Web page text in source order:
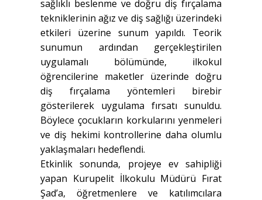
sağlıklı beslenme ve doğru diş fırçalama
tekniklerinin ağız ve diş sağlığı üzerindeki
etkileri üzerine sunum yapıldı. Teorik
sunumun ardından gerçekleştirilen
uygulamalı bölümünde, ilkokul
öğrencilerine maketler üzerinde doğru
diş fırçalama yöntemleri birebir
gösterilerek uygulama fırsatı sunuldu.
Böylece çocukların korkularını yenmeleri
ve diş hekimi kontrollerine daha olumlu
yaklaşmaları hedeflendi.
Etkinlik sonunda, projeye ev sahipliği
yapan Kurupelit İlkokulu Müdürü Fırat
Şad’a, öğretmenlere ve katılımcılara